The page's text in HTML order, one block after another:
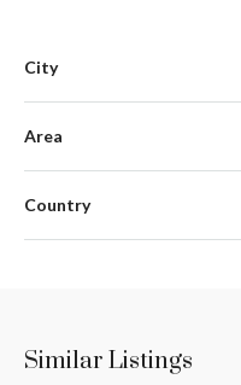
City
Area
Country
Similar Listings